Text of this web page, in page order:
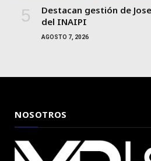
Destacan gestión de
del INAIPI
AGOSTO 7, 2026
NOSOTROS